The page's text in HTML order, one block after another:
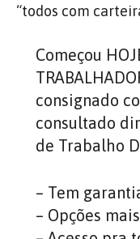
“todos com
Começou
consignado
consultado
de Trabalho
– Tem
– Opções